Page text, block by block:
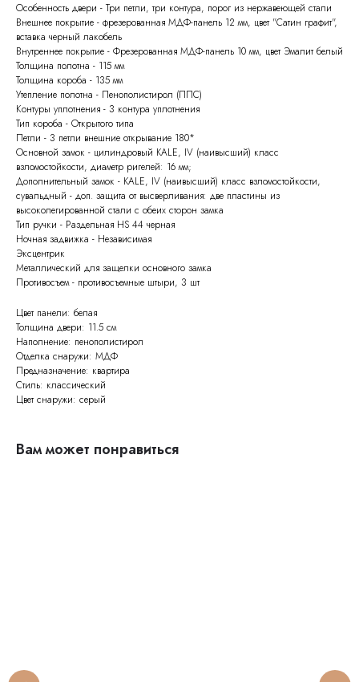
Особенность двери - Три петли, три контура, порог из нержавеющей стали
Внешнее покрытие - фрезерованная МДФ-панель 12 мм, цвет "Сатин графит",
вставка черный лакобель
Внутреннее покрытие - Фрезерованная МДФ-панель 10 мм, цвет Эмалит белый
Толщина полотна - 115 мм
Толщина короба - 135 мм
Утепление полотна - Пенополистирол (ППС)
Контуры уплотнения - 3 контура уплотнения
Тип короба - Открытого типа
Петли - 3 петли внешние открывание 180*
Основной замок - цилиндровый KALE, IV (наивысший) класс
взломостойкости, диаметр ригелей: 16 мм;
Дополнительный замок - KALE, IV (наивысший) класс взломостойкости,
сувальдный - доп. защита от высверливания: две пластины из
высоколегированной стали с обеих сторон замка
Тип ручки - Раздельная HS 44 черная
Ночная задвижка - Независимая
Эксцентрик
Металлический для защелки основного замка
Противосъем - противосъемные штыри, 3 шт
Цвет панели: белая
Толщина двери: 11.5 см
Наполнение: пенополистирол
Отделка снаружи: МДФ
Предназначение: квартира
Стиль: классический
Цвет снаружи: серый
Вам может понравиться